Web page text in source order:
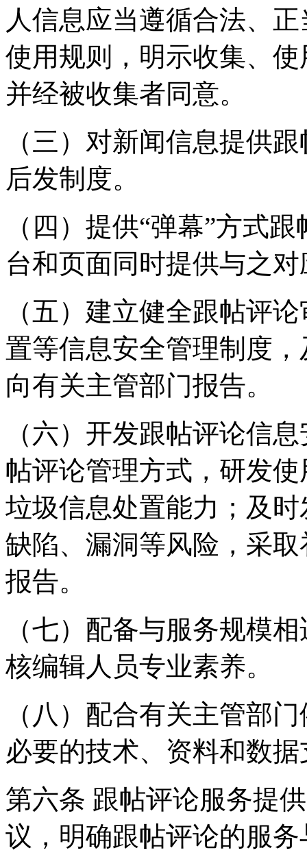
人信息应当遵循合法、
使用规则，明示收集、
并经被收集者同意。
（三）对新闻信息提供
后发制度。
（四）提供“弹幕”方式
台和页面同时提供与之
（五）建立健全跟帖评
置等信息安全管理制度
向有关主管部门报告。
（六）开发跟帖评论信
帖评论管理方式，研发
垃圾信息处置能力；及
缺陷、漏洞等风险，采
报告。
（七）配备与服务规模
核编辑人员专业素养。
（八）配合有关主管部
必要的技术、资料和数
第六条 跟帖评论服务提
议，明确跟帖评论的服